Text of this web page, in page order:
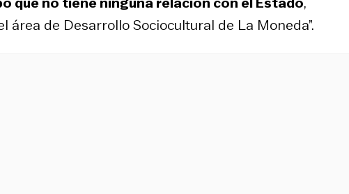
de Desarrollo Sociocultural de La Moneda”.